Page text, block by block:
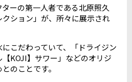
ーの第一人者である北原照久
ション」が、所々に展示され
こだわっていて、「ドライジン
KOJI】サワー」などのオリジ
のことです。